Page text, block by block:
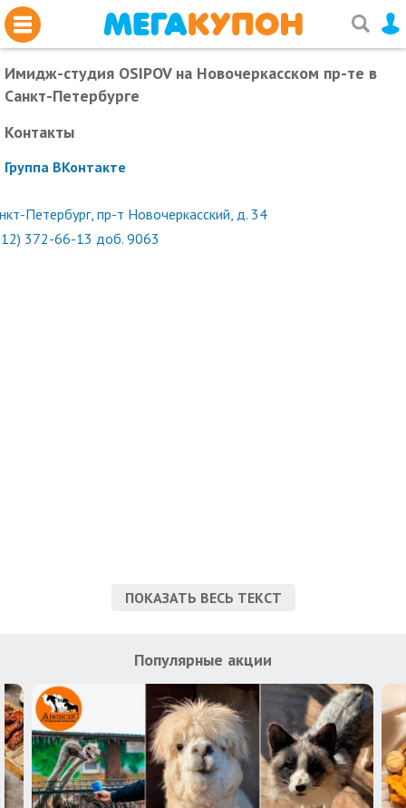
Имидж-студия OSIPOV на Новочеркасском пр-те в
Санкт-Петербурге
Контакты
Группа ВКонтакте
Петербург, пр-т Новочеркасский, д. 34
372-66-13 доб. 9063
ПОКАЗАТЬ ВЕСЬ ТЕКСТ
Популярные акции